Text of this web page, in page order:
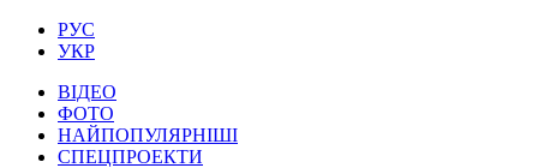
РУС
УКР
ВІДЕО
ФОТО
НАЙПОПУЛЯРНІШІ
СПЕЦПРОЕКТИ